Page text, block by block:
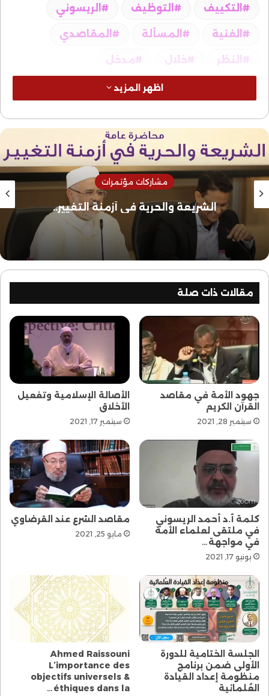
التكييف التوظيف الريسوني
الفنية المسألة المقاصدي
النظر خلال مدخل
اظهر المزيد
مشاركات مؤتمرات
الشريعة والحرية في أزمنة التغيير..
مقالات ذات صلة
جهود الأمة في مقاصد
القرآن الكريم
سبتمبر 28, 2021
الأصالة الإسلامية وتفعيل
الأخلاق
سبتمبر 17, 2021
كلمة أ.د أحمد الريسوني
في ملتقى لعلماء الأمة
في مواجهة…
يونيو 17, 2021
مقاصد الشرع عند القرضاوي
مايو 25, 2021
الجلسة الختامية للدورة
الأولى ضمن برنامج
منظومة إعداد القيادة
العُلمائية
Ahmed Raissouni
L’importance des
objectifs universels &
éthiques dans la…